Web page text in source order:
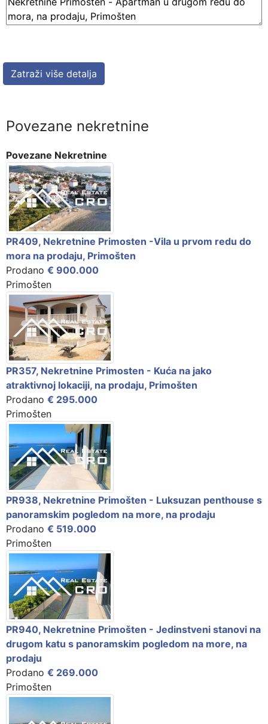
Povezane nekretnine
Povezane Nekretnine
PR409, Nekretnine Primosten -Vila u prvom redu do
mora na prodaju, Primošten
Prodano € 900.000
Primošten
PR357, Nekretnine Primosten - Kuća na jako
atraktivnoj lokaciji, na prodaju, Primošten
Prodano € 295.000
Primošten
PR938, Nekretnine Primošten - Luksuzan penthouse s
panoramskim pogledom na more, na prodaju
Prodano € 519.000
Primošten
PR940, Nekretnine Primošten - Jedinstveni stanovi na
drugom katu s panoramskim pogledom na more, na
prodaju
Prodano € 269.000
Primošten